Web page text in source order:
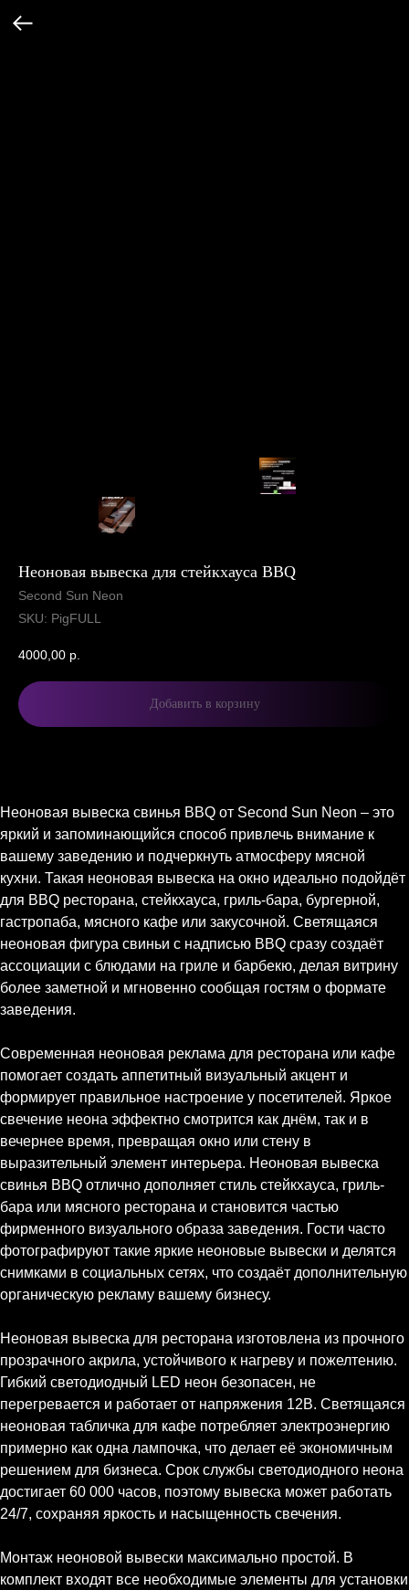
Неоновая вывеска для стейкхауса BBQ
Second Sun Neon
SKU: PigFULL
4000,00 р.
Добавить в корзину
Неоновая вывеска свинья BBQ от Second Sun Neon – это
яркий и запоминающийся способ привлечь внимание к
вашему заведению и подчеркнуть атмосферу мясной
кухни. Такая неоновая вывеска на окно идеально подойдёт
для BBQ ресторана, стейкхауса, гриль-бара, бургерной,
гастропаба, мясного кафе или закусочной. Светящаяся
неоновая фигура свиньи с надписью BBQ сразу создаёт
ассоциации с блюдами на гриле и барбекю, делая витрину
более заметной и мгновенно сообщая гостям о формате
заведения.
Современная неоновая реклама для ресторана или кафе
помогает создать аппетитный визуальный акцент и
формирует правильное настроение у посетителей. Яркое
свечение неона эффектно смотрится как днём, так и в
вечернее время, превращая окно или стену в
выразительный элемент интерьера. Неоновая вывеска
свинья BBQ отлично дополняет стиль стейкхауса, гриль-
бара или мясного ресторана и становится частью
фирменного визуального образа заведения. Гости часто
фотографируют такие яркие неоновые вывески и делятся
снимками в социальных сетях, что создаёт дополнительную
органическую рекламу вашему бизнесу.
Неоновая вывеска для ресторана изготовлена из прочного
прозрачного акрила, устойчивого к нагреву и пожелтению.
Гибкий светодиодный LED неон безопасен, не
перегревается и работает от напряжения 12В. Светящаяся
неоновая табличка для кафе потребляет электроэнергию
примерно как одна лампочка, что делает её экономичным
решением для бизнеса. Срок службы светодиодного неона
достигает 60 000 часов, поэтому вывеска может работать
24/7, сохраняя яркость и насыщенность свечения.
Монтаж неоновой вывески максимально простой. В
комплект входят все необходимые элементы для установки